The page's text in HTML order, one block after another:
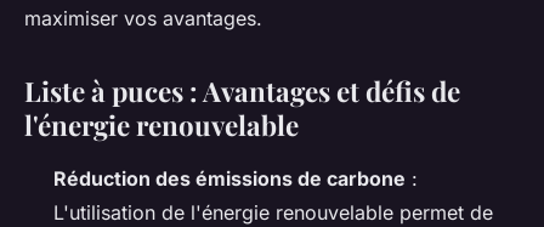
maximiser vos avantages.
Liste à puces : Avantages et défis de
l'énergie renouvelable
Réduction des émissions de carbone :
L'utilisation de l'énergie renouvelable permet de